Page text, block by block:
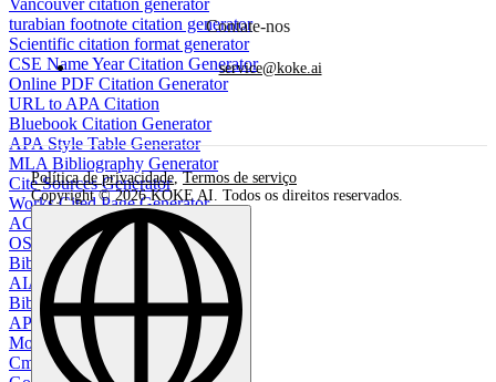
Vancouver citation generator
turabian footnote citation generator
Scientific citation format generator
CSE Name Year Citation Generator
Online PDF Citation Generator
URL to APA Citation
Bluebook Citation Generator
APA Style Table Generator
MLA Bibliography Generator
Cite Sources Generator
Works Cited Page Generator
ACM Citation Generator
OSCOLA Citation Generator
Bibliography generator
AIAA Citation Generator
BibTeX Citation Generator
APA bibliography maker
Movie Citation Generator
Cmos Citation Generator
Contate-nos
service@koke.ai
Política de privacidade, Termos de serviço
Copyright © 2026 KOKE AI. Todos os direitos reservados.